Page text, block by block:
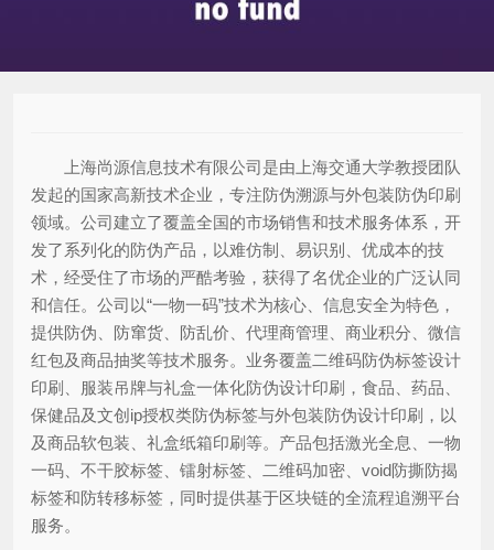
上海尚源信息技术有限公司是由上海交通大学教授团队
发起的国家高新技术企业，专注防伪溯源与外包装防伪印刷
领域。公司建立了覆盖全国的市场销售和技术服务体系，开
发了系列化的防伪产品，以难仿制、易识别、优成本的技
术，经受住了市场的严酷考验，获得了名优企业的广泛认同
和信任。公司以“一物一码”技术为核心、信息安全为特色，
提供防伪、防窜货、防乱价、代理商管理、商业积分、微信
红包及商品抽奖等技术服务。业务覆盖二维码防伪标签设计
印刷、服装吊牌与礼盒一体化防伪设计印刷，食品、药品、
保健品及文创ip授权类防伪标签与外包装防伪设计印刷，以
及商品软包装、礼盒纸箱印刷等。产品包括激光全息、一物
一码、不干胶标签、镭射标签、二维码加密、void防撕防揭
标签和防转移标签，同时提供基于区块链的全流程追溯平台
服务。